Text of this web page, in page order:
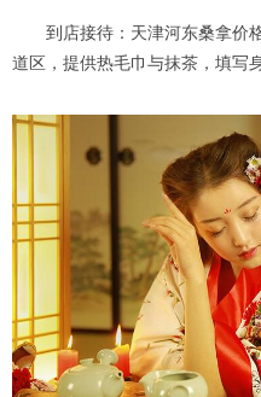
到店接待：天津河东桑拿价格
道区，提供热毛巾与抹茶，填写